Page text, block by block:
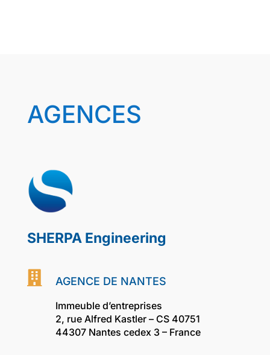
AGENCES
SHERPA Engineering
 AGENCE DE NANTES
Immeuble d’entreprises
2, rue Alfred Kastler – CS 40751
44307 Nantes cedex 3 – France